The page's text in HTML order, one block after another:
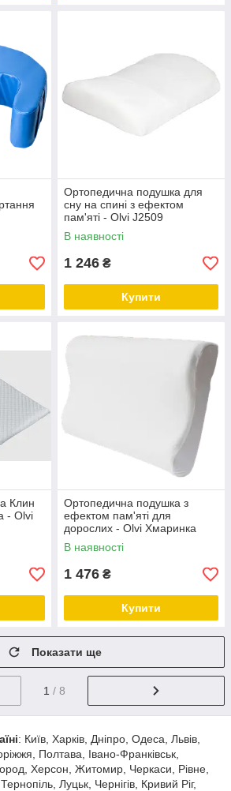
Ортопедична подушка для
сну на спині з ефектом
пам'яті - Olvi J2509
В наявності
1 246 ₴
Купити
Клин
- Olvi
Ортопедична подушка з
ефектом пам'яті для
дорослих - Olvi Хмаринка
J2524 Молочна
В наявності
1 476 ₴
Купити
Показати ще
1 / 8
: Київ, Харків, Дніпро, Одеса, Львів,
Полтава, Івано-Франківськ,
Херсон, Житомир, Черкаси, Рівне,
Луцьк, Чернігів, Кривий Ріг,